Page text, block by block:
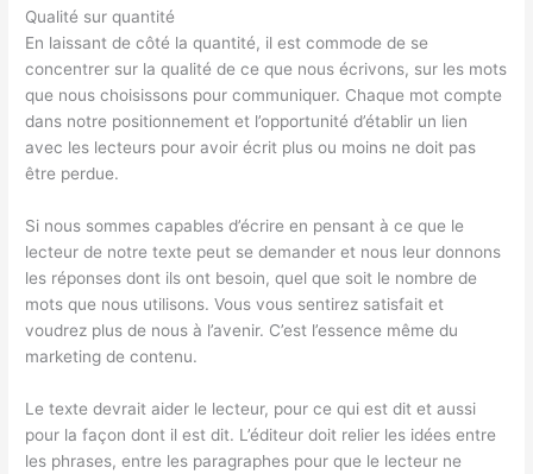
Qualité sur quantité
En laissant de côté la quantité, il est commode de se
concentrer sur la qualité de ce que nous écrivons, sur les mots
que nous choisissons pour communiquer. Chaque mot compte
dans notre positionnement et l’opportunité d’établir un lien
avec les lecteurs pour avoir écrit plus ou moins ne doit pas
être perdue.
Si nous sommes capables d’écrire en pensant à ce que le
lecteur de notre texte peut se demander et nous leur donnons
les réponses dont ils ont besoin, quel que soit le nombre de
mots que nous utilisons. Vous vous sentirez satisfait et
voudrez plus de nous à l’avenir. C’est l’essence même du
marketing de contenu.
Le texte devrait aider le lecteur, pour ce qui est dit et aussi
pour la façon dont il est dit. L’éditeur doit relier les idées entre
les phrases, entre les paragraphes pour que le lecteur ne